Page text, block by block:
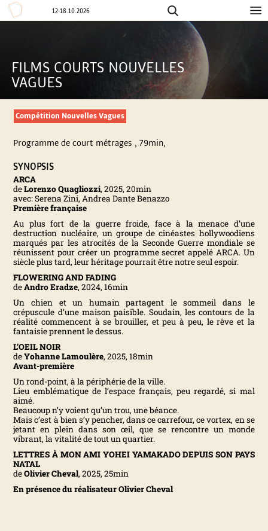
E
S
T
V
A
L
N
T
E
R
N
A
T
12-18.10.2026
FILMS COURTS NOUVELLES
VAGUES
Compétition Nouvelles Vagues
Programme de court métrages , 79min,
SYNOPSIS
ARCA
deLorenzo Quagliozzi, 2025, 20min
avec: Serena Zini, Andrea Dante Benazzo
Première française
Au plus fort de la guerre froide, face à la menace d’une
destruction nucléaire, un groupe de cinéastes hollywoodiens
marqués par les atrocités de la Seconde Guerre mondiale se
réunissent pour créer un programme secret appelé ARCA. Un
siècle plus tard, leur héritage pourrait être notre seul espoir.
FLOWERING AND FADING
deAndro Eradze, 2024, 16min
Un chien et un humain partagent le sommeil dans le
crépuscule d’une maison paisible. Soudain, les contours de la
réalité commencent à se brouiller, et peu à peu, le rêve et la
fantaisie prennent le dessus.
L’OEIL NOIR
deYohanne Lamoulère, 2025, 18min
Avant-première
Un rond-point, à la périphérie de la ville.
Lieu emblématique de l’espace français, peu regardé, si mal
aimé.
Beaucoup n’y voient qu’un trou, une béance.
Mais c’est à bien s’y pencher, dans ce carrefour, ce vortex, en se
jetant en plein dans son œil, que se rencontre un monde
vibrant, la vitalité de tout un quartier.
LETTRES À MON AMI YOHEI YAMAKADO DEPUIS SON PAYS
NATAL
deOlivier Cheval, 2025, 25min
En présence du réalisateur Olivier Cheval